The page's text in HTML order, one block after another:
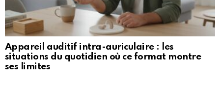
Appareil auditif intra-auriculaire : les
situations du quotidien où ce format montre
ses limites